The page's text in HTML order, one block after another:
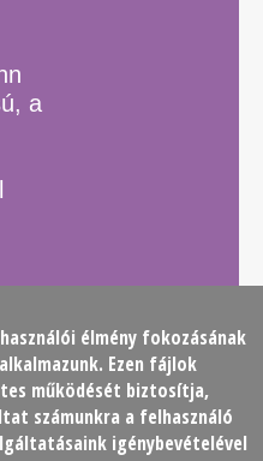
a
Társaság
Kapcsolat
élmény fokozásának
Ezen fájlok
működését biztosítja,
számunkra a felhasználó
igénybevételével